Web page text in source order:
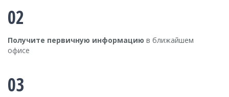
02
Получите первичную информацию в ближайшем
офисе
03